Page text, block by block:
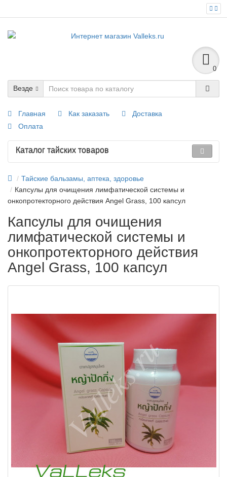
0
Везде
Главная Как заказать
Доставка
Оплата
Каталог тайских товаров
Тайские бальзамы, аптека, здоровье
Капсулы для очищения лимфатической системы и
онкопротекторного действия Angel Grass, 100 капсул
Капсулы для очищения
лимфатической системы и
онкопротекторного действия
Angel Grass, 100 капсул